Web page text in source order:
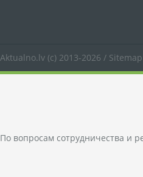
Aktualno.lv (c) 2013-2026 / Sitemap
По вопросам сотрудничества и